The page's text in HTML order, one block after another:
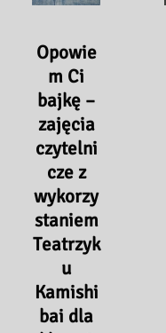
Opowie
m Ci
bajkę –
zajęcia
czytelni
cze z
wykorzy
staniem
Teatrzyk
u
Kamishi
bai dla